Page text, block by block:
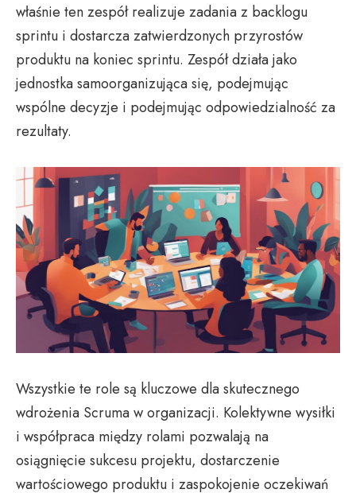
właśnie ten zespół realizuje zadania z backlogu
sprintu i dostarcza zatwierdzonych przyrostów
produktu na koniec sprintu. Zespół działa jako
jednostka samoorganizująca się, podejmując
wspólne decyzje i podejmując odpowiedzialność za
rezultaty.
Wszystkie te role są kluczowe dla skutecznego
wdrożenia Scruma w organizacji. Kolektywne wysiłki
i współpraca między rolami pozwalają na
osiągnięcie sukcesu projektu, dostarczenie
wartościowego produktu i zaspokojenie oczekiwań